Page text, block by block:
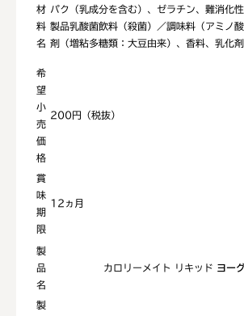
材
料
名
パク（乳成分を含む）、ゼラチン、難消化
製品乳酸菌飲料（殺菌）／調味料（アミノ
剤（増粘多糖類：大豆由来）、香料、乳化剤
希
望
小
売
価
格
200円（税抜）
賞
味
期
限
12ヵ月
製
品
名
カロリーメイト リキッド ヨー
製